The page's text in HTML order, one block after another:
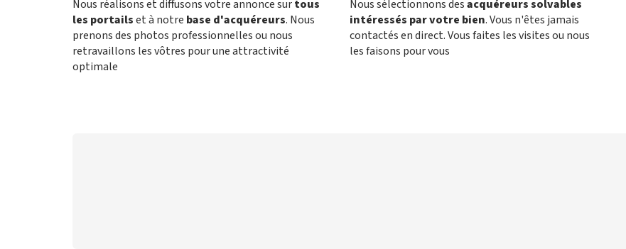
Nous réalisons et diffusons votre annonce surtous
les portailset à notre base d'acquéreurs. Nous
prenons des photos professionnelles ou nous
retravaillons les vôtres pour une attractivité
optimale
Nous sélectionnons desacquéreurs solvables
intéressés par votre bien. Vous n'êtes jamais
contactés en direct. Vous faites les visites ou nous
les faisons pour vous